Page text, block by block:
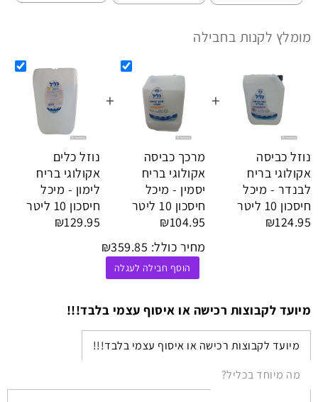
מומלץ לקנות בחבילה
נוזל כביסה
אקולוגי בריח
לבנדר - מיכל
חיסכון 10 ליטר
₪124.95
+
מרכך כביסה
אקולוגי בריח
יסמין - מיכל
חיסכון 10 ליטר
₪104.95
+
נוזל כלים
אקולוגי בריח
לימון - מיכל
חיסכון 10 ליטר
₪129.95
מחיר כולל:
₪359.85
הוסף חבילה לעגלה
מיועד לקבוצות רכישה או איסוף עצמי בלבד!!!
מיועד לקבוצות רכישה או איסוף עצמי בלבד!!!
מה מיוחד בכליל?